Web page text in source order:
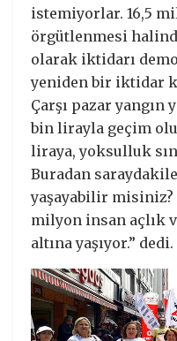
istemiyorlar. 16,5
örgütlenmesi
olarak iktidarı
yeniden bir iktidar
Çarşı pazar yangın
bin lirayla geçim
liraya, yoksulluk
Buradan
yaşayabilir misiniz?
milyon insan açlık
altına yaşıyor.” dedi.